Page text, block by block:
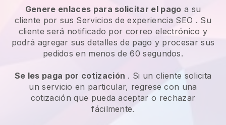
Genere enlaces para solicitar el pago a su
cliente por sus Servicios de experiencia SEO . Su
cliente será notificado por correo electrónico y
podrá agregar sus detalles de pago y procesar sus
pedidos en menos de 60 segundos.
Se les paga por cotización . Si un cliente solicita
un servicio en particular, regrese con una
cotización que pueda aceptar o rechazar
fácilmente.